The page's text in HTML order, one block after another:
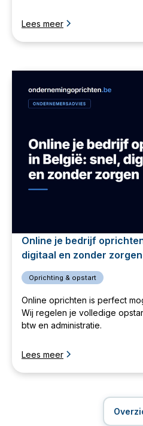
Lees meer
Online je bedrijf
digitaal en zonder zorgen
Oprichting & opstart
Online oprichten is perfect
Wij regelen je volledige
btw en administratie.
Lees meer